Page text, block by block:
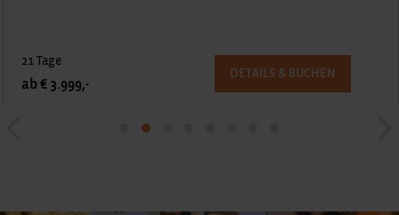
21 Tage
ab € 3.999,-
DETAILS & BUCHEN